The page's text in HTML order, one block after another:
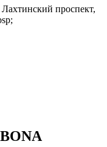
проспект,